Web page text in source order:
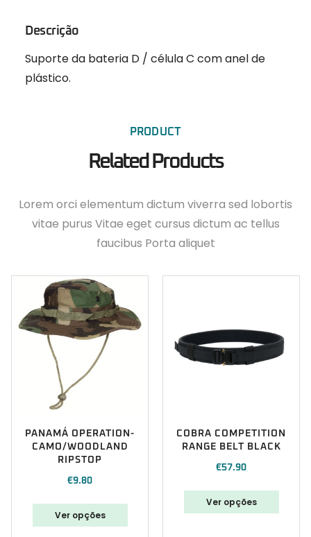
Descrição
Suporte da bateria D / célula C com anel de
plástico.
PRODUCT
Related Products
Lorem orci elementum dictum viverra sed lobortis
vitae purus Vitae eget cursus dictum ac tellus
faucibus Porta aliquet
PANAMÁ OPERATION-
CAMO/WOODLAND
RIPSTOP
€9.80
Ver opções
COBRA COMPETITION
RANGE BELT BLACK
€57.90
Ver opções